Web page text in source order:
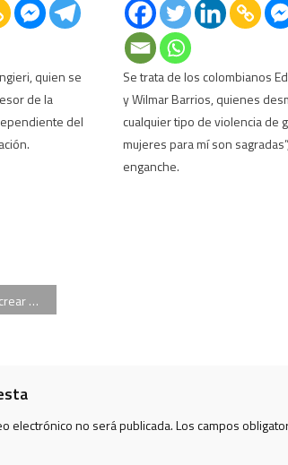
quien se
de la
del
Se trata de los colombianos
y Wilmar Barrios, quienes
cualquier tipo de violencia de
mujeres para mí son
enganche.
Armadas
electrónico no será publicada.Los campos